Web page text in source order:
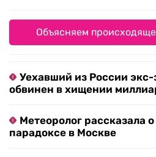
Объясняем
Уехавший из России
обвинен в хищении
Метеоролог рассказала
парадоксе в Москве